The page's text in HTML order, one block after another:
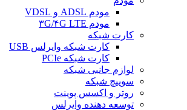
مودم ADSL و VDSL
مودم ۳G/۴G LTE
کارت شبکه
کارت شبکه وایرلس USB
کارت شبکه PCIe
لوازم جانبی شبکه
سوییچ شبکه
روتر و اکسس پوینت
توسعه دهنده وایرلس